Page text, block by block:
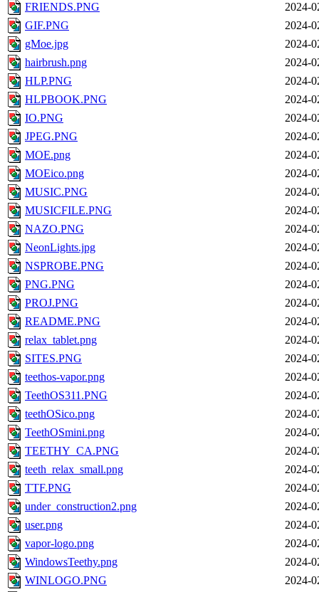
FRIENDS.PNG
2024-
GIF.PNG
2024-
gMoe.jpg
2024-
hairbrush.png
2024-
HLP.PNG
2024-
HLPBOOK.PNG
2024-
IO.PNG
2024-
JPEG.PNG
2024-
MOE.png
2024-
MOEico.png
2024-
MUSIC.PNG
2024-
MUSICFILE.PNG
2024-
NAZO.PNG
2024-
NeonLights.jpg
2024-
NSPROBE.PNG
2024-
PNG.PNG
2024-
PROJ.PNG
2024-
README.PNG
2024-
relax_tablet.png
2024-
SITES.PNG
2024-
teethos-vapor.png
2024-
TeethOS311.PNG
2024-
teethOSico.png
2024-
TeethOSmini.png
2024-
TEETHY_CA.PNG
2024-
teeth_relax_small.png
2024-
TTF.PNG
2024-
under_construction2.png
2024-
user.png
2024-
vapor-logo.png
2024-
WindowsTeethy.png
2024-
WINLOGO.PNG
2024-